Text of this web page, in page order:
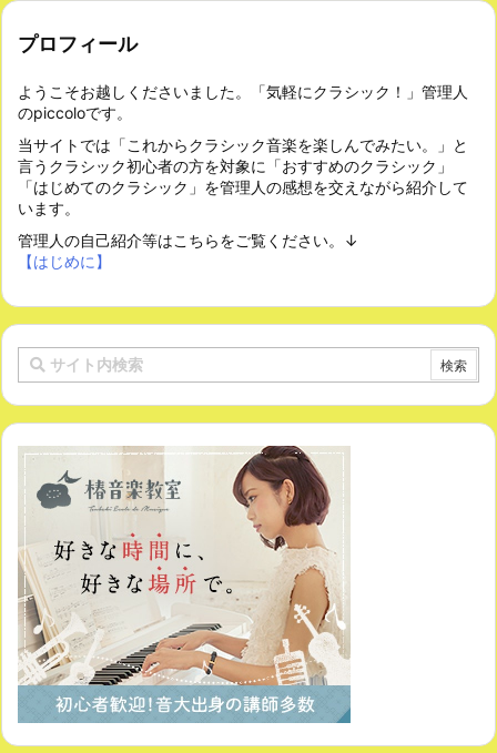
プロフィール
ようこそお越しくださいました。「気軽にクラシック！」管理人
のpiccoloです。
当サイトでは「これからクラシック音楽を楽しんでみたい。」と
言うクラシック初心者の方を対象に「おすすめのクラシック」
「はじめてのクラシック」を管理人の感想を交えながら紹介して
います。
管理人の自己紹介等はこちらをご覧ください。↓
【はじめに】